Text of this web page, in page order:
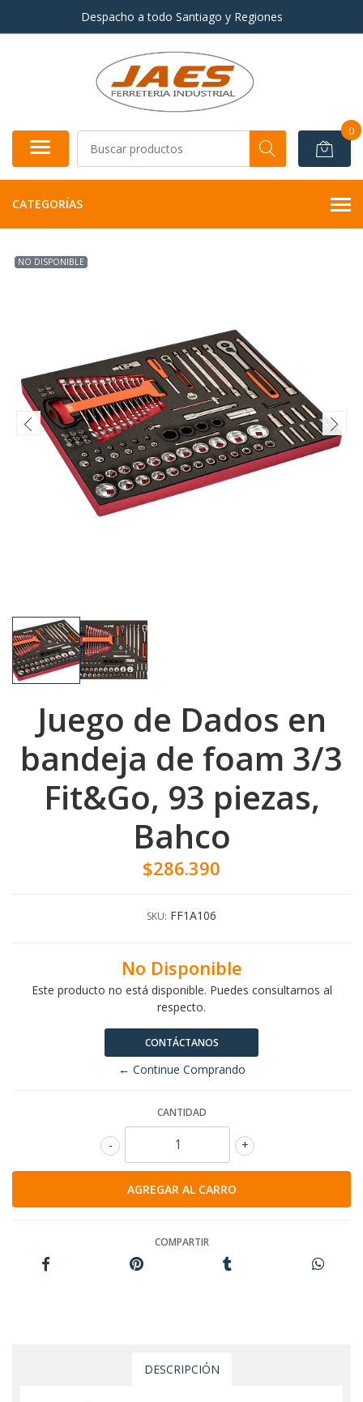
Despacho a todo Santiago y Regiones
0
CATEGORÍAS
NO DISPONIBLE
Juego de Dados en
bandeja de foam 3/3
Fit&Go, 93 piezas,
Bahco
$286.390
SKU: FF1A106
No Disponible
Este producto no está disponible. Puedes consultarnos al
respecto.
CONTÁCTANOS
← Continue Comprando
CANTIDAD
+
-
COMPARTIR
DESCRIPCIÓN